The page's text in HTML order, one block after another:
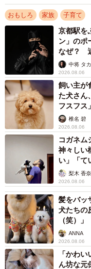
編集部に送られてきた、その
れた「紙のサーベル置き場」
「想像力豊かな感
さらにふだんから「絵
子さんの性格について
豊かです。オリジナル
の世界で遊んでいます
の世界にとんで行って
したいと思っています
8歳におもちゃの剣を片
置き場が作られてた😂
— P̷e̷k̷e̷p̷o̷m̷☺︎
おもしろ 家族 子育て
京都駅を
ン」のポ
なぜ？
未熟」
中将 タ
2026.08.06
飼い主が
た犬さん
フスフス
椎名 碧
2026.08.06
コガネム
神々しい
い」「て
梨木 香奈
2026.08.06
髪をバッ
犬たちの
（笑）
ANNA
2026.08.06
「かわ
ん坊な